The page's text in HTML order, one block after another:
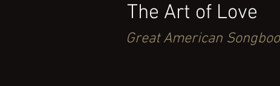
The Art of Love
Great American